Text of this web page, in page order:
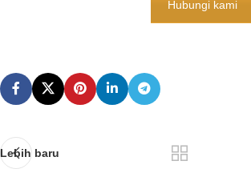
Hubungi kami
Lebih baru